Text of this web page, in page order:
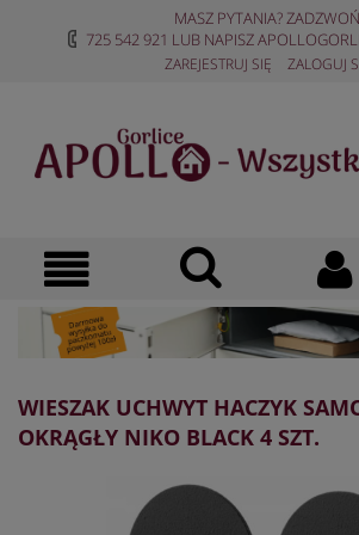
MASZ PYTANIA? ZADZWOŃ
725 542 921 LUB NAPISZ
ZAREJESTRUJ SIĘ ZALOGUJ
WIESZAK UCHWYT HACZYK
OKRĄGŁY NIKO BLACK 4 SZT.